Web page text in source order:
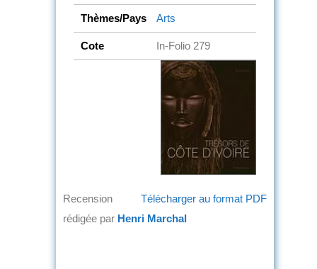
Thèmes/Pays Arts
Cote In-Folio 279
Télécharger au format PDF
Recension
rédigée par Henri Marchal